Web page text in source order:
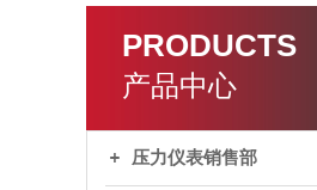
PRODUCTS
产品中心
压力仪表销售部